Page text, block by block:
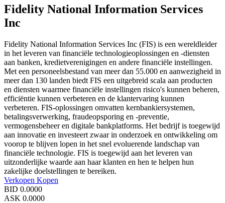
Fidelity National Information Services
Inc
Fidelity National Information Services Inc (FIS) is een wereldleider
in het leveren van financiële technologieoplossingen en -diensten
aan banken, kredietverenigingen en andere financiële instellingen.
Met een personeelsbestand van meer dan 55.000 en aanwezigheid in
meer dan 130 landen biedt FIS een uitgebreid scala aan producten
en diensten waarmee financiële instellingen risico's kunnen beheren,
efficiëntie kunnen verbeteren en de klantervaring kunnen
verbeteren. FIS-oplossingen omvatten kernbankiersystemen,
betalingsverwerking, fraudeopsporing en -preventie,
vermogensbeheer en digitale bankplatforms. Het bedrijf is toegewijd
aan innovatie en investeert zwaar in onderzoek en ontwikkeling om
voorop te blijven lopen in het snel evoluerende landschap van
financiële technologie. FIS is toegewijd aan het leveren van
uitzonderlijke waarde aan haar klanten en hen te helpen hun
zakelijke doelstellingen te bereiken.
Verkopen Kopen
BID 0.0000
ASK 0.0000